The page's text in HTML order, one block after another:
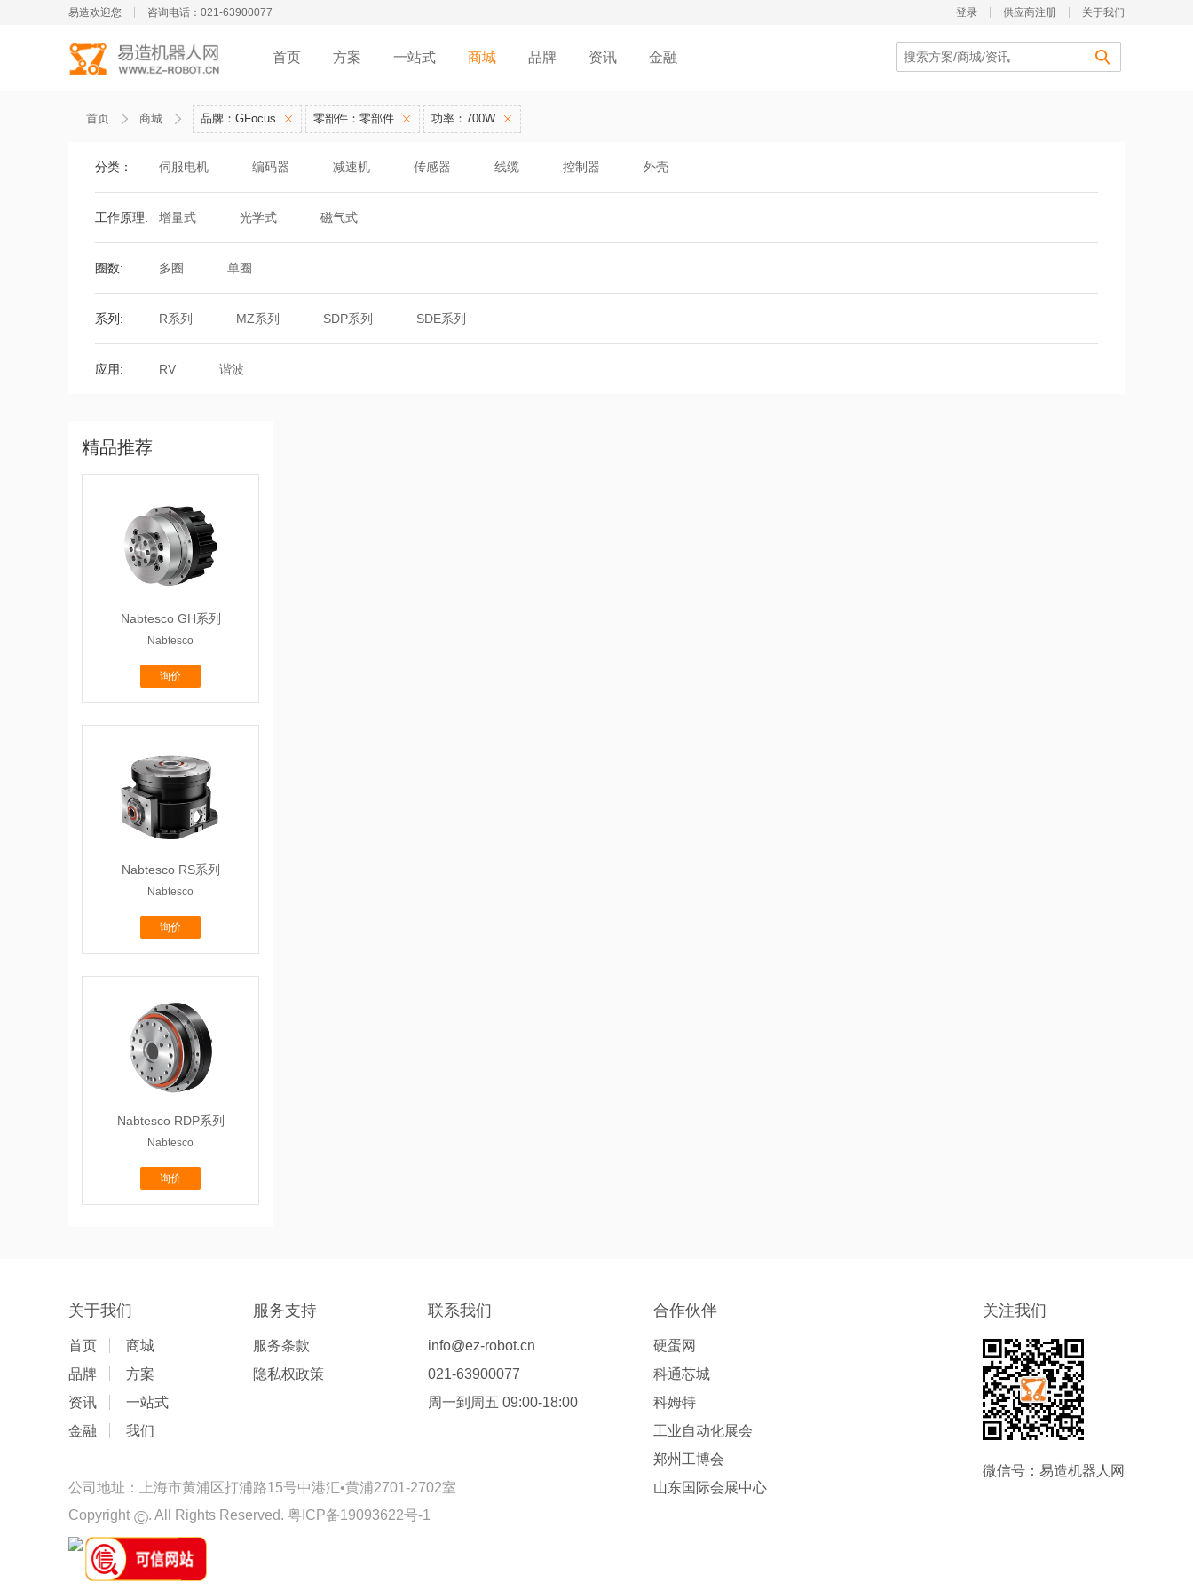
易造欢迎您 咨询电话：021-63900077 关于我们
供应商注册
登录
首页 方案 一站式 商城 品牌 资讯 金融
首页 商城 品牌：GFocus 零部件：零部件 功率：700W
分类： 伺服电机 编码器 减速机 传感器 线缆 控制器 外壳
工作原理: 增量式 光学式 磁气式
圈数: 多圈 单圈
系列: R系列 MZ系列 SDP系列 SDE系列
应用: RV 谐波
精品推荐
Nabtesco GH系列
Nabtesco
询价
Nabtesco RS系列
Nabtesco
询价
Nabtesco RDP系列
Nabtesco
询价
关于我们
首页
商城
品牌
方案
资讯
一站式
金融
我们
服务支持
服务条款
隐私权政策
联系我们
info@ez-robot.cn
021-63900077
周一到周五 09:00-18:00
合作伙伴
硬蛋网
科通芯城
科姆特
工业自动化展会
郑州工博会
山东国际会展中心
关注我们
微信号：易造机器人网
公司地址：上海市黄浦区打浦路15号中港汇•黄浦2701-2702室
Copyright ©. All Rights Reserved. 粤ICP备19093622号-1